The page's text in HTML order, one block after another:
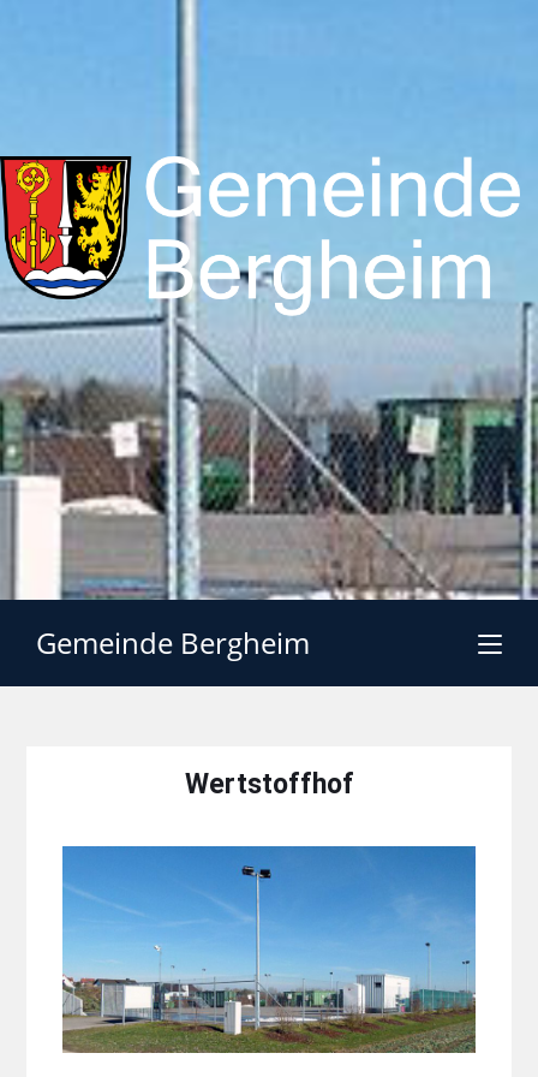
Gemeinde Bergheim
Wertstoffhof